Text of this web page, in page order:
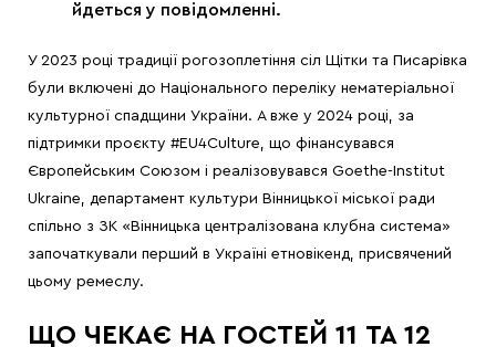
йдеться у повідомленні.
У 2023 році традиції рогозоплетіння сіл Щітки та Писарівка
були включені до Національного переліку нематеріальної
культурної спадщини України. А вже у 2024 році, за
підтримки проєкту #EU4Culture, що фінансувався
Європейським Союзом і реалізовувався Goethe-Institut
Ukraine, департамент культури Вінницької міської ради
спільно з ЗК «Вінницька централізована клубна система»
започаткували перший в Україні етновікенд, присвячений
цьому ремеслу.
ЩО ЧЕКАЄ НА ГОСТЕЙ 11 ТА 12